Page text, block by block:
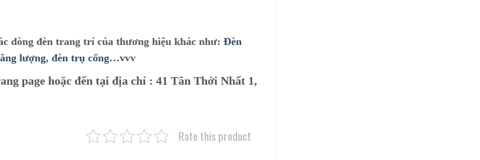
dòng đèn trang trí của thương hiệu khác như: Đèn
lượng, đèn trụ cổng…vvv
page hoặc đến tại địa chỉ : 41 Tân Thới Nhất 1,
Rate this product